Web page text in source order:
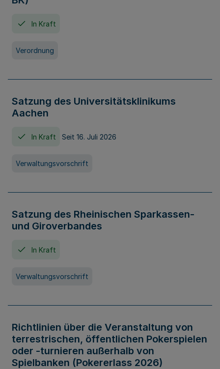
In Kraft
Verordnung
Satzung des Universitätsklinikums
Aachen
In Kraft Seit 16. Juli 2026
Verwaltungsvorschrift
Satzung des Rheinischen Sparkassen-
und Giroverbandes
In Kraft
Verwaltungsvorschrift
Richtlinien über die Veranstaltung von
terrestrischen, öffentlichen Pokerspielen
oder -turnieren außerhalb von
Spielbanken (Pokererlass 2026)